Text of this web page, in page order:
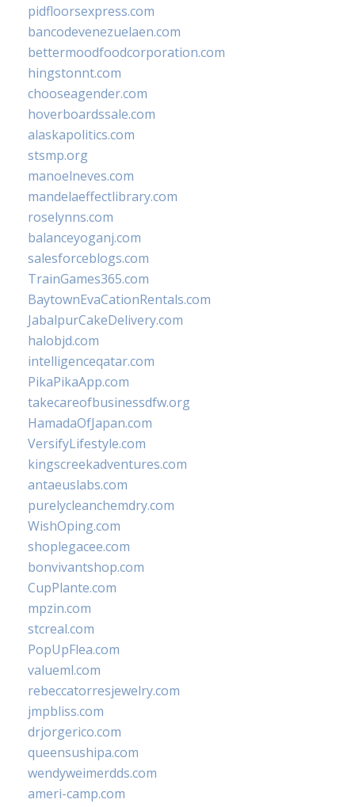
pidfloorsexpress.com
bancodevenezuelaen.com
bettermoodfoodcorporation.com
hingstonnt.com
chooseagender.com
hoverboardssale.com
alaskapolitics.com
stsmp.org
manoelneves.com
mandelaeffectlibrary.com
roselynns.com
balanceyoganj.com
salesforceblogs.com
TrainGames365.com
BaytownEvaCationRentals.com
JabalpurCakeDelivery.com
halobjd.com
intelligenceqatar.com
PikaPikaApp.com
takecareofbusinessdfw.org
HamadaOfJapan.com
VersifyLifestyle.com
kingscreekadventures.com
antaeuslabs.com
purelycleanchemdry.com
WishOping.com
shoplegacee.com
bonvivantshop.com
CupPlante.com
mpzin.com
stcreal.com
PopUpFlea.com
valueml.com
rebeccatorresjewelry.com
jmpbliss.com
drjorgerico.com
queensushipa.com
wendyweimerdds.com
ameri-camp.com